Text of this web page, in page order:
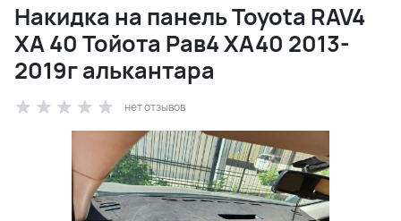
Накидка на панель Toyota RAV4
XA 40 Тойота Рав4 ХА40 2013-
2019г алькантара
нет отзывов